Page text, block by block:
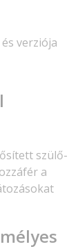
verziója
szülő-
a